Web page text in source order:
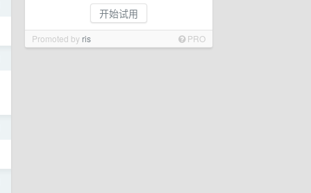
开始试用
Promoted by ris PRO